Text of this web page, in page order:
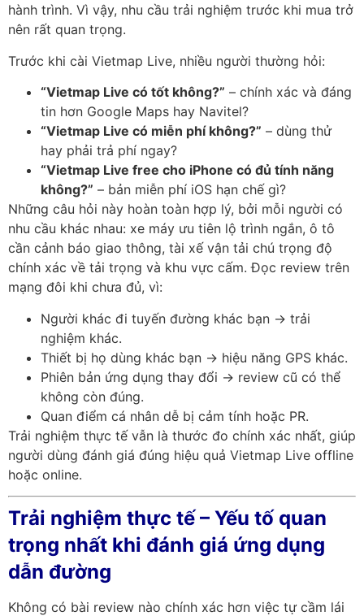
hành trình. Vì vậy, nhu cầu trải nghiệm trước khi mua trở
nên rất quan trọng.
Trước khi cài Vietmap Live, nhiều người thường hỏi:
“Vietmap Live có tốt không?” – chính xác và đáng
tin hơn Google Maps hay Navitel?
“Vietmap Live có miễn phí không?” – dùng thử
hay phải trả phí ngay?
“Vietmap Live free cho iPhone có đủ tính năng
không?” – bản miễn phí iOS hạn chế gì?
Những câu hỏi này hoàn toàn hợp lý, bởi mỗi người có
nhu cầu khác nhau: xe máy ưu tiên lộ trình ngắn, ô tô
cần cảnh báo giao thông, tài xế vận tải chú trọng độ
chính xác về tải trọng và khu vực cấm. Đọc review trên
mạng đôi khi chưa đủ, vì:
Người khác đi tuyến đường khác bạn → trải
nghiệm khác.
Thiết bị họ dùng khác bạn → hiệu năng GPS khác.
Phiên bản ứng dụng thay đổi → review cũ có thể
không còn đúng.
Quan điểm cá nhân dễ bị cảm tính hoặc PR.
Trải nghiệm thực tế vẫn là thước đo chính xác nhất, giúp
người dùng đánh giá đúng hiệu quả Vietmap Live offline
hoặc online.
Trải nghiệm thực tế – Yếu tố quan
trọng nhất khi đánh giá ứng dụng
dẫn đường
Không có bài review nào chính xác hơn việc tự cầm lái